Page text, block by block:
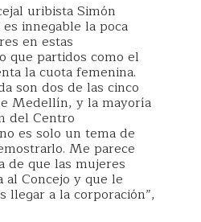
uribista Simón
innegable la poca
en estas
que partidos como el
la cuota femenina.
son dos de las cinco
Medellín, y la mayoría
del Centro
es solo un tema de
Me parece
de que las mujeres
Concejo y que le
llegar a la corporación”,